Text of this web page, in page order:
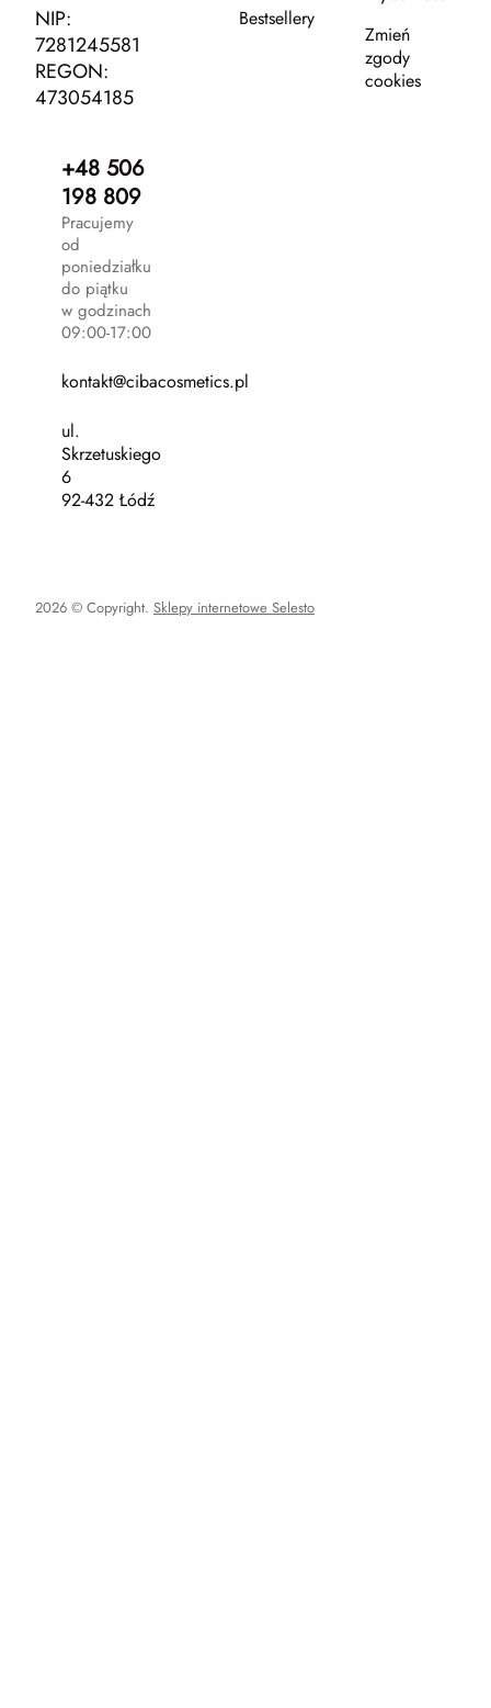
NIP:
7281245581
REGON:
473054185
+48 506
198 809
Pracujemy
od
poniedziałku
do piątku
w godzinach
09:00-17:00
kontakt@cibacosmetics.pl
ul.
Skrzetuskiego
6
92-432 Łódź
Bestsellery
Zmień
zgody
cookies
2026 © Copyright. Sklepy internetowe Selesto